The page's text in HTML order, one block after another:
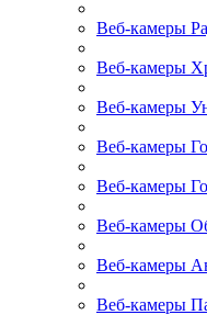
Веб-камеры
Веб-камеры
Веб-камеры
Веб-камеры
Веб-камеры
Веб-камеры
Веб-камеры
Веб-камеры